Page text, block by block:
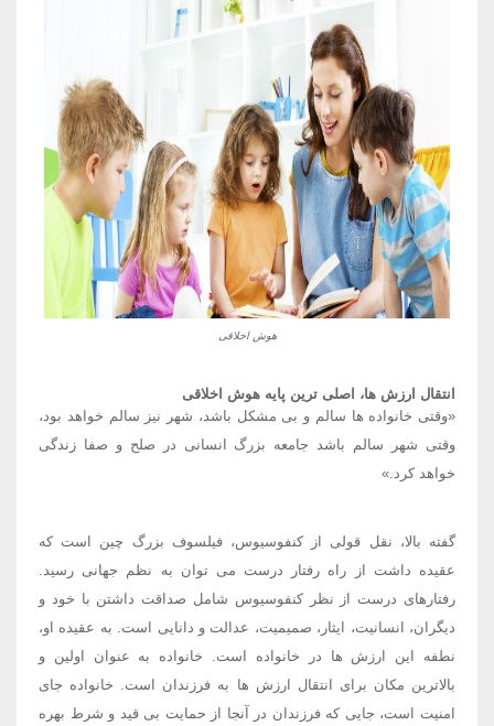
هوش اخلاقی
انتقال ارزش ها، اصلی ترین پایه هوش اخلاقی
«وقتی خانواده ها سالم و بی مشکل باشد، شهر نیز سالم خواهد بود،
وقتی شهر سالم باشد جامعه بزرگ انسانی در صلح و صفا زندگی
خواهد کرد.»
گفته بالا، نقل قولی از کنفوسیوس، فیلسوف بزرگ چین است که
عقیده داشت از راه رفتار درست می توان به نظم جهانی رسید.
رفتارهای درست از نظر کنفوسیوس شامل صداقت داشتن با خود و
دیگران، انسانیت، ایثار، صمیمیت، عدالت و دانایی است. به عقیده او،
نطفه این ارزش ها در خانواده است. خانواده به عنوان اولین و
بالاترین مکان برای انتقال ارزش ها به فرزندان است. خانواده جای
امنیت است، جایی که فرزندان در آنجا از حمایت بی قید و شرط بهره